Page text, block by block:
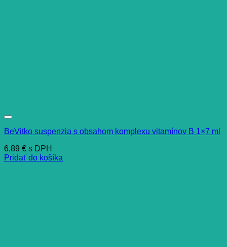
BeVitko suspenzia s obsahom komplexu vitamínov B 1×7 ml
6,89 € s DPH
Pridať do košíka